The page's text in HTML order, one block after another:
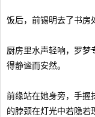
饭后，前锡明去了书房
厨房里水声轻响，罗梦
得静谧而安然。
前缘站在她身旁，手握
的脖颈在灯光中若隐若